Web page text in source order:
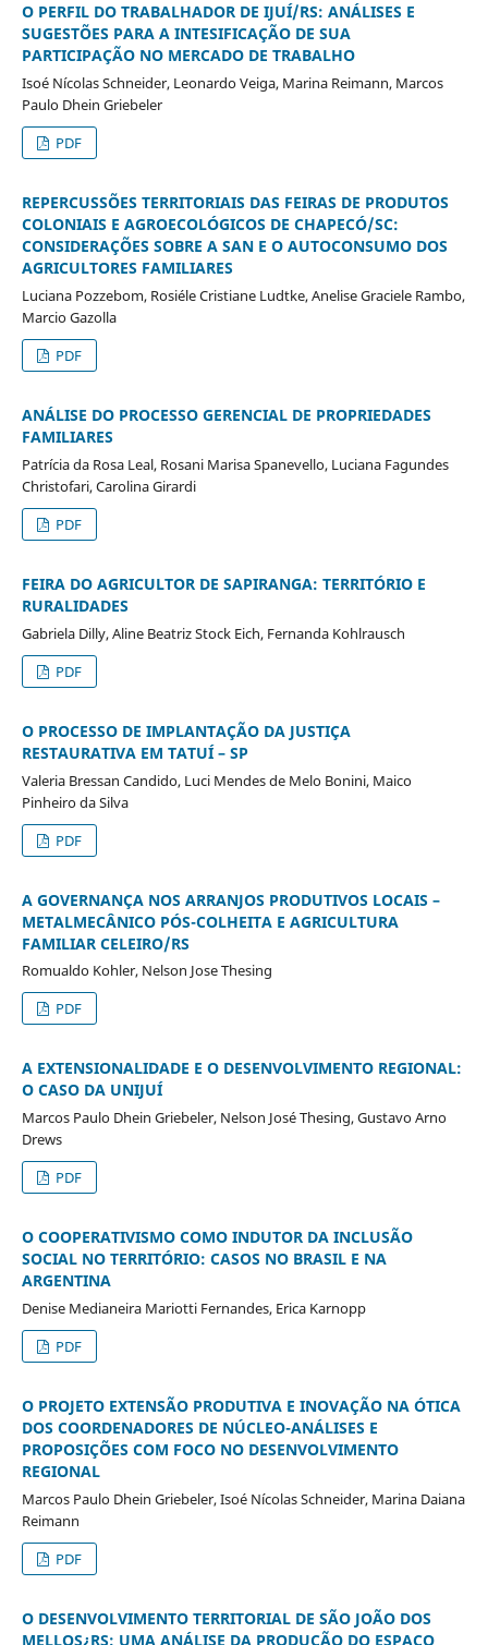
O PERFIL DO TRABALHADOR DE IJUÍ/RS: ANÁLISES E
SUGESTÕES PARA A INTESIFICAÇÃO DE SUA
PARTICIPAÇÃO NO MERCADO DE TRABALHO
Isoé Nícolas Schneider, Leonardo Veiga, Marina Reimann, Marcos
Paulo Dhein Griebeler
PDF
REPERCUSSÕES TERRITORIAIS DAS FEIRAS DE PRODUTOS
COLONIAIS E AGROECOLÓGICOS DE CHAPECÓ/SC:
CONSIDERAÇÕES SOBRE A SAN E O AUTOCONSUMO DOS
AGRICULTORES FAMILIARES
Luciana Pozzebom, Rosiéle Cristiane Ludtke, Anelise Graciele Rambo,
Marcio Gazolla
PDF
ANÁLISE DO PROCESSO GERENCIAL DE PROPRIEDADES
FAMILIARES
Patrícia da Rosa Leal, Rosani Marisa Spanevello, Luciana Fagundes
Christofari, Carolina Girardi
PDF
FEIRA DO AGRICULTOR DE SAPIRANGA: TERRITÓRIO E
RURALIDADES
Gabriela Dilly, Aline Beatriz Stock Eich, Fernanda Kohlrausch
PDF
O PROCESSO DE IMPLANTAÇÃO DA JUSTIÇA
RESTAURATIVA EM TATUÍ – SP
Valeria Bressan Candido, Luci Mendes de Melo Bonini, Maico
Pinheiro da Silva
PDF
A GOVERNANÇA NOS ARRANJOS PRODUTIVOS LOCAIS –
METALMECÂNICO PÓS-COLHEITA E AGRICULTURA
FAMILIAR CELEIRO/RS
Romualdo Kohler, Nelson Jose Thesing
PDF
A EXTENSIONALIDADE E O DESENVOLVIMENTO REGIONAL:
O CASO DA UNIJUÍ
Marcos Paulo Dhein Griebeler, Nelson José Thesing, Gustavo Arno
Drews
PDF
O COOPERATIVISMO COMO INDUTOR DA INCLUSÃO
SOCIAL NO TERRITÓRIO: CASOS NO BRASIL E NA
ARGENTINA
Denise Medianeira Mariotti Fernandes, Erica Karnopp
PDF
O PROJETO EXTENSÃO PRODUTIVA E INOVAÇÃO NA ÓTICA
DOS COORDENADORES DE NÚCLEO-ANÁLISES E
PROPOSIÇÕES COM FOCO NO DESENVOLVIMENTO
REGIONAL
Marcos Paulo Dhein Griebeler, Isoé Nícolas Schneider, Marina Daiana
Reimann
PDF
O DESENVOLVIMENTO TERRITORIAL DE SÃO JOÃO DOS
MELLOS¿RS: UMA ANÁLISE DA PRODUÇÃO DO ESPAÇO